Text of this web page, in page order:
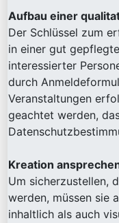
Aufbau einer
Der Schlüssel zum
in einer gut
interessierter
durch
Veranstaltungen
geachtet werden,
Kreation
Um sicherzustellen,
werden, müssen sie
inhaltlich als auch